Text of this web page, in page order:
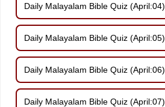
Daily Malayalam Bible Quiz (April:04)
Daily Malayalam Bible Quiz (April:05)
Daily Malayalam Bible Quiz (April:06)
Daily Malayalam Bible Quiz (April:07)